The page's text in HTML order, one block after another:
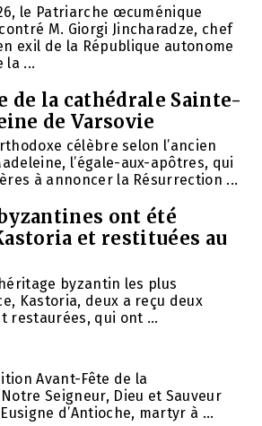
le Patriarche œcuménique
M. Giorgi Jincharadze, chef
exil de la République autonome
la ...
de la cathédrale Sainte-
de Varsovie
célèbre selon l’ancien
l’égale-aux-apôtres, qui
à annoncer la Résurrection ...
ont été
et restituées au
byzantin les plus
Kastoria, deux a reçu deux
restaurées, qui ont ...
Avant-Fête de la
Seigneur, Dieu et Sauveur
d’Antioche, martyr à ...